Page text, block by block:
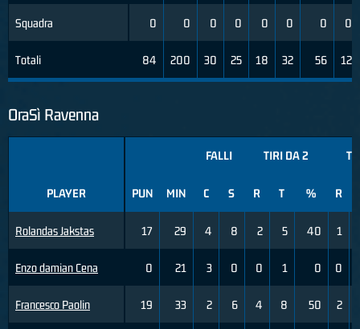
Squadra
Totali
0 0 0 0 0 0 0 0
84 200 30 25 18 32 56 12
OraSì Ravenna
PLAYER
Rolandas Jakstas
Enzo damian Cena
Francesco Paolin
FALLI TIRI DA 2
PUN MIN C S R T % R
17 29 4 8 2 5 40 1
0 21 3 0 0 1 0 0
19 33 2 6 4 8 50 2